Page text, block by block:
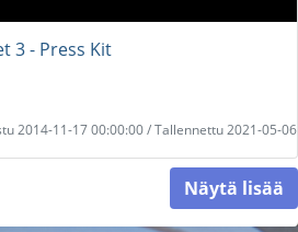
3 - Press Kit
2014-11-17 00:00:00 / Tallennettu 2021-05-06
Näytä lisää